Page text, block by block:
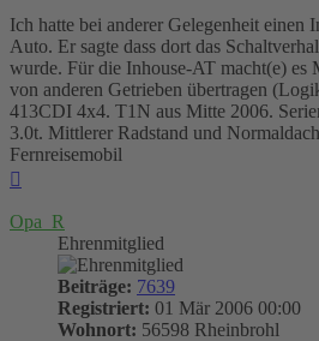
Ich hatte bei anderer Gelegenheit
Auto. Er sagte dass dort das
wurde. Für die Inhouse-AT macht(e) es
von anderen Getrieben übertragen
413CDI 4x4. T1N aus Mitte 2006.
3.0t. Mittlerer Radstand und
Fernreisemobil
Opa_R
Ehrenmitglied
Beiträge: 7639
Registriert: 01 Mär 2006 00:00
Wohnort: 56598 Rheinbrohl